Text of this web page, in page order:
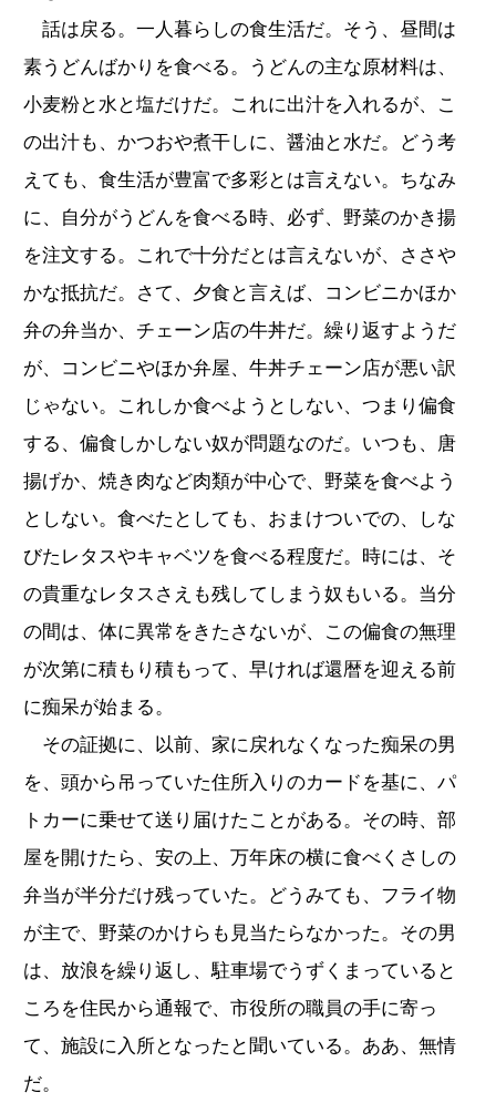
話は戻る。一人暮らしの食生活だ。そう、昼間は
素うどんばかりを食べる。うどんの主な原材料は、
小麦粉と水と塩だけだ。これに出汁を入れるが、こ
の出汁も、かつおや煮干しに、醤油と水だ。どう考
えても、食生活が豊富で多彩とは言えない。ちなみ
に、自分がうどんを食べる時、必ず、野菜のかき揚
を注文する。これで十分だとは言えないが、ささや
かな抵抗だ。さて、夕食と言えば、コンビニかほか
弁の弁当か、チェーン店の牛丼だ。繰り返すようだ
が、コンビニやほか弁屋、牛丼チェーン店が悪い訳
じゃない。これしか食べようとしない、つまり偏食
する、偏食しかしない奴が問題なのだ。いつも、唐
揚げか、焼き肉など肉類が中心で、野菜を食べよう
としない。食べたとしても、おまけついでの、しな
びたレタスやキャベツを食べる程度だ。時には、そ
の貴重なレタスさえも残してしまう奴もいる。当分
の間は、体に異常をきたさないが、この偏食の無理
が次第に積もり積もって、早ければ還暦を迎える前
に痴呆が始まる。
その証拠に、以前、家に戻れなくなった痴呆の男
を、頭から吊っていた住所入りのカードを基に、パ
トカーに乗せて送り届けたことがある。その時、部
屋を開けたら、安の上、万年床の横に食べくさしの
弁当が半分だけ残っていた。どうみても、フライ物
が主で、野菜のかけらも見当たらなかった。その男
は、放浪を繰り返し、駐車場でうずくまっていると
ころを住民から通報で、市役所の職員の手に寄っ
て、施設に入所となったと聞いている。ああ、無情
だ。